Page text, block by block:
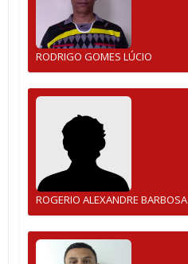
RODRIGO GOMES LÚCIO
ROGERIO ALEXANDRE BARBOSA